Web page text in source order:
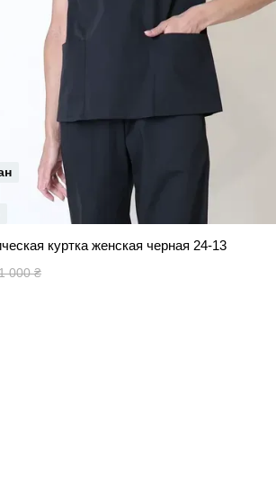
куртка женская черная 24-13
000 ₴